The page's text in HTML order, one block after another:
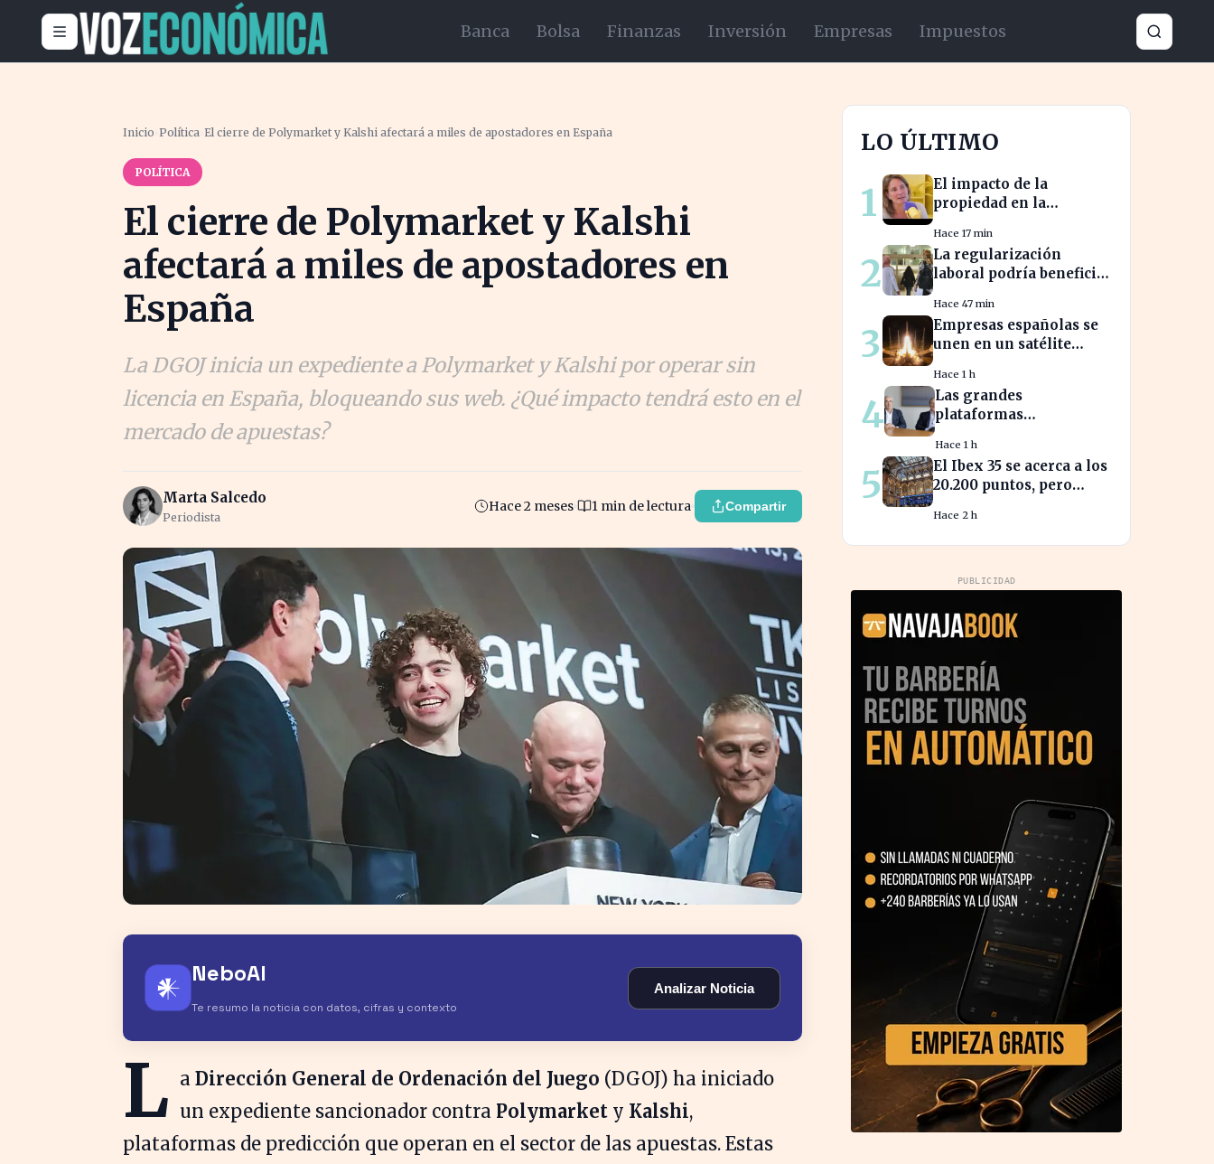
Banca Bolsa Finanzas Inversión Empresas Impuestos
Inicio ›Política›El cierre de Polymarket y Kalshi afectará a miles de apostadores en España
POLÍTICA
El cierre de Polymarket y Kalshi
afectará a miles de apostadores en
España
La DGOJ inicia un expediente a Polymarket y Kalshi por operar sin
licencia en España, bloqueando sus web. ¿Qué impacto tendrá esto en el
mercado de apuestas?
Marta Salcedo
Periodista
Hace 2 meses 1 min de lectura Compartir
𒀭 NeboAI
Te resumo la noticia con datos, cifras y contexto
Analizar Noticia
L a Dirección General de Ordenación del Juego (DGOJ) ha iniciado
un expediente sancionador contra Polymarket y Kalshi,
plataformas de predicción que operan en el sector de las apuestas. Estas
LO ÚLTIMO
1
El impacto de la
propiedad en la
advierten sobre su
relevancia tras los 40
Hace 17 min
2
La regularización
laboral podría beneficiar
en España este año.
Hace 47 min
3
Empresas españolas se
unen en un satélite
monitorear tormentas
europeas
Hace 1 h
4
Las grandes
plataformas
mercados privados y
redefinen la
competencia
Hace 1 h
5
El Ibex 35 se acerca a los
20.200 puntos, pero
máximos históricos
Hace 2 h
PUBLICIDAD